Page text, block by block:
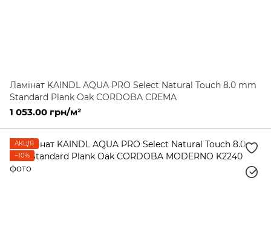
Ламінат KAINDL AQUA PRO Select Natural Touch 8.0 mm
Standard Plank Oak CORDOBA CREMA
1 053.00 грн/м²
АКЦІЯ
−10%